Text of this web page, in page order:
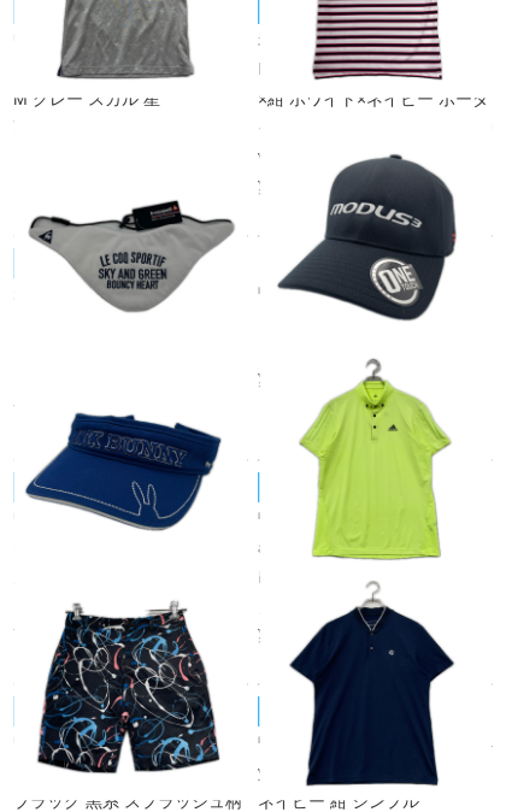
MARK&LONA/マーク＆ロナ
中古 メンズ マークアンドロナ
MARK&LONA 半袖ポロシャツ
M グレー スカル 星
¥3,850
FOOT JOY/フットジョイ
未使用品 メンズ フットジョイ
FootJoy 半袖ポロシャツ XL 白
×紺 ホワイト×ネイビー ボーダ
ー 4wayストレッチ 吸汗速乾 U
V
¥2,750
le coq sportif/ルコックスポルティフ
未使用品 ルコックスポルティ
¥1,980 税込
中古 キャップ フリー 黒 ブラ
ック N.S.PRO MODUS3 ブラ
¥2,750 税込
JACK BUNNY!!/ジャックバニー
中古 ジャックバニー Jack Bun
¥1,980 税込
adidas GOLF/アディダス
中古 メンズ アディダスゴルフ
adidas GOLF 半袖ポロシャツ
M イエロー ブランドロゴ 背面
¥1,980 税込
BEAMS GOLF/ビームスゴルフ
中古 メンズ ビームスゴルフ B
EAMSGOLF ハーフパンツ S
ブラック 黒系 スプラッシュ柄
TaylorMade/テーラーメイド
中古 メンズ テーラーメイド Ta
ylor Made 半袖ポロシャツ S
ネイビー 紺 シンプル